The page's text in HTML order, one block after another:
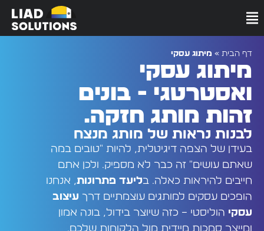
דף הבית » מיתוג עסקי
מיתוג עסקי
ואסטרטגי - בונים
זהות מותג חזקה.
לבנות נראות של מותג מנצח
בעידן של הצפה דיגיטלית, להיות "טובים במה
שאתם עושים" זה כבר לא מספיק. ולכן אתם
חייבים להיראות כאלה. בליעד פתרונות, אנחנו
הופכים עסקים למותגים עוצמתיים דרך עיצוב
עסקי הוליסטי – כזה שיוצר בידול, בונה אמון
ומייצר סמכות מיידית מול הלקוחות שלכם.